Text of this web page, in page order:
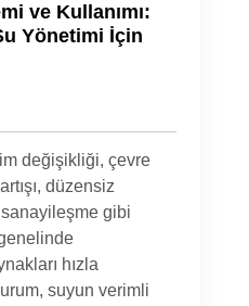
ve Kullanımı:
Yönetimi İçin
değişikliği, çevre
düzensiz
sanayileşme gibi
hızla
suyun verimli